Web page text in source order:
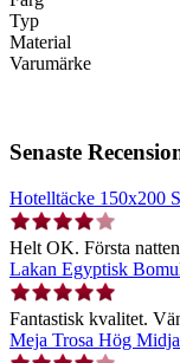
Typ
Material
Varumärke
Senaste
Hotelltäcke 150x200
Helt OK. Första
Lakan Egyptisk
Fantastisk kvalitet.
Meja Trosa Hög